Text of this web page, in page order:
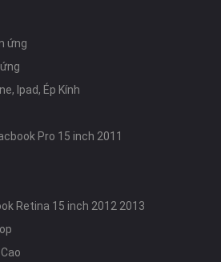
ứng
Ipad, Ép Kính
Pro 15 inch 2011
Retina 15 inch 2012 2013